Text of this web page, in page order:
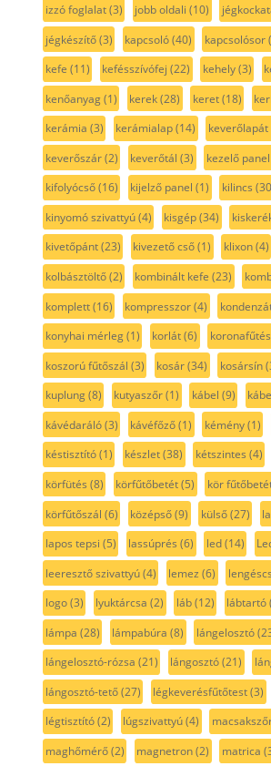
izzó foglalat(3) jobb oldali (10)
jégkészítő(3) kapcsoló(40) kapcsolósor
kefe (11) kefésszívófej (22) kehely(3)
kenőanyag(1) kerek(28) keret(18)
kerámia (3) kerámialap(14) keverőlapát
keverőszár(2) keverőtál (3) kezelő panel
kifolyócső(16) kijelző panel (1) kilincs
kinyomó szivattyú(4) kisgép(34)
kivetőpánt(23) kivezető cső(1) klixon(4)
kolbásztöltő(2) kombinált kefe (23)
komplett(16) kompresszor(4)
konyhai mérleg(1) korlát(6) koronafűtés
koszorú fűtőszál (3) kosár(34) kosársín
kuplung(8) kutyaszőr(1) kábel (9)
kávédaráló(3) kávéfőző(1) kémény(1)
késtisztító(1) készlet(38) kétszintes (4)
körfütés (8) körfűtőbetét(5) kör
körfűtőszál (6) középső(9) külső(27)
lapos tepsi (5) lassúprés (6) led(14)
leeresztő szivattyú(4) lemez (6)
logo(3) lyuktárcsa (2) láb(12) lábtartó
lámpa (28) lámpabúra (8) lángelosztó
lángelosztó-rózsa (21) lángosztó(21)
lángosztó-tető(27) légkeverésfűtőtest(3)
légtisztító(2) lúgszivattyú(4)
maghőmérő(2) magnetron(2) matrica